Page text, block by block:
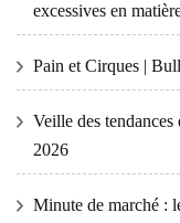
excessives en
Pain et Cirques |
Veille des
2026
Minute de marché :